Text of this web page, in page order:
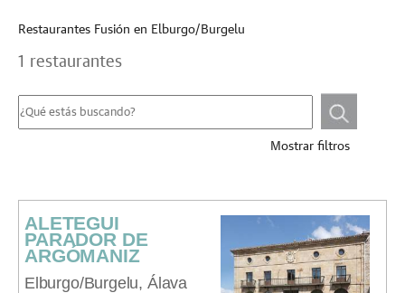
Restaurantes Fusión en Elburgo/Burgelu
1 restaurantes
Mostrar filtros
ALETEGUI
PARADOR DE
ARGÓMANIZ
Elburgo/Burgelu, Álava